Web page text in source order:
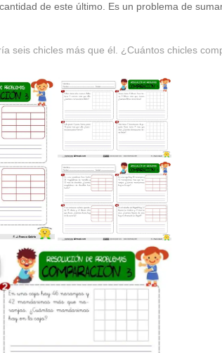
de este último. Es un problema de
seis chicles más que él. ¿Cuántos chicles